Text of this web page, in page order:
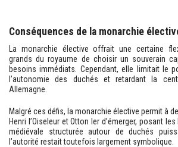
Conséquences de la monarchie
La monarchie élective offrait une certaine
grands du royaume de choisir un souverain
besoins immédiats. Cependant, elle limitait le
l’autonomie des duchés et retardant la
Allemagne.
Malgré ces défis, la monarchie élective permit à
Henri l’Oiseleur et Otton Ier d’émerger, posant
médiévale structurée autour de duchés
l’autorité restait toutefois largement symbolique.